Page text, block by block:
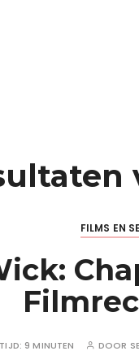
FILMS EN
9 MINUTEN DOOR